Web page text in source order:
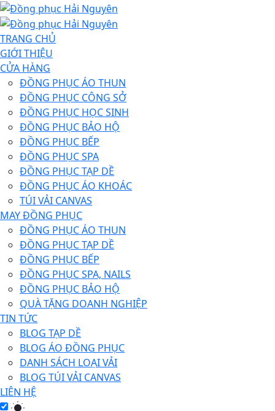
TRANG CHỦ
GIỚI THIỆU
CỬA HÀNG
ĐỒNG PHỤC ÁO THUN
ĐỒNG PHỤC CÔNG SỞ
ĐỒNG PHỤC HỌC SINH
ĐỒNG PHỤC BẢO HỘ
ĐỒNG PHỤC BẾP
ĐỒNG PHỤC SPA
ĐỒNG PHỤC TẠP DỀ
ĐỒNG PHỤC ÁO KHOÁC
TÚI VẢI CANVAS
MAY ĐỒNG PHỤC
ĐỒNG PHỤC ÁO THUN
ĐỒNG PHỤC TẠP DỀ
ĐỒNG PHỤC BẾP
ĐỒNG PHỤC SPA, NAILS
ĐỒNG PHỤC BẢO HỘ
QUÀ TẶNG DOANH NGHIỆP
TIN TỨC
BLOG TẠP DỀ
BLOG ÁO ĐỒNG PHỤC
DANH SÁCH LOẠI VẢI
BLOG TÚI VẢI CANVAS
LIÊN HỆ